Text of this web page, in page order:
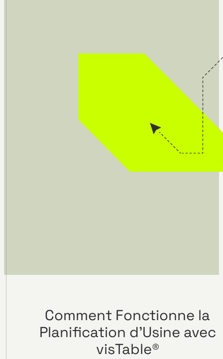
Comment Fonctionne la
Planification d’Usine avec
visTable®